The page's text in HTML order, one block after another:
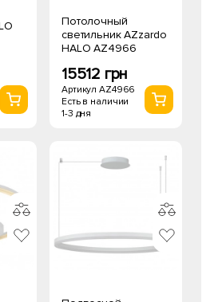
Потолочный
светильник AZzardo
HALO AZ4966
15512 грн
Артикул AZ4966
Есть в наличии
1-3 дня